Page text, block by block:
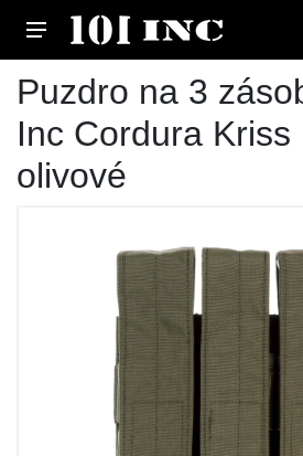
Puzdro na 3
Inc Cordura Kriss
olivové